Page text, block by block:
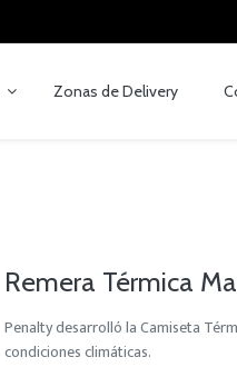
Zonas de Delivery
Remera Térmica
Penalty desarrolló la Camiseta
condiciones climáticas.